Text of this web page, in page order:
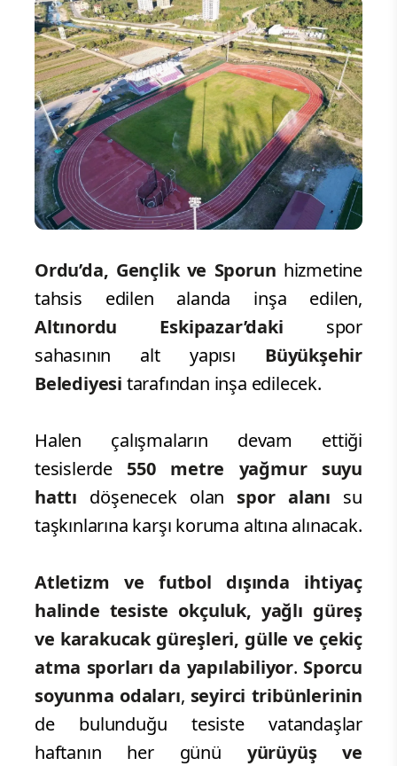
Ordu’da, Gençlik ve Sporun hizmetine
tahsis edilen alanda inşa edilen,
Altınordu Eskipazar’daki spor
sahasının alt yapısı Büyükşehir
Belediyesi tarafından inşa edilecek.
Halen çalışmaların devam ettiği
tesislerde 550 metre yağmur suyu
hattı döşenecek olan spor alanı su
taşkınlarına karşı koruma altına alınacak.
Atletizm ve futbol dışında ihtiyaç
halinde tesiste okçuluk, yağlı güreş
ve karakucak güreşleri, gülle ve çekiç
atma sporları da yapılabiliyor. Sporcu
soyunma odaları, seyirci tribünlerinin
de bulunduğu tesiste vatandaşlar
haftanın her günü yürüyüş ve